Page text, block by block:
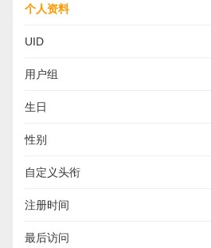
个人资料
UID
用户组
生日
性别
自定义头衔
注册时间
最后访问